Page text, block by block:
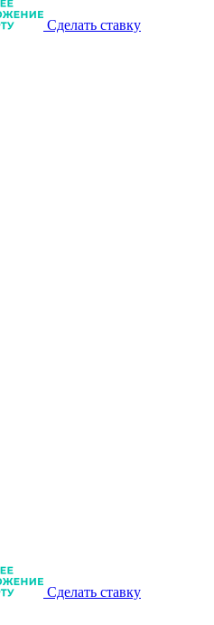
Сделать ставку
Сделать ставку